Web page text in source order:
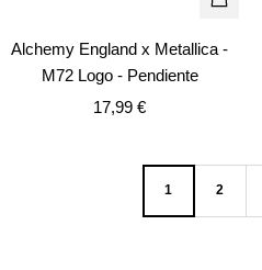
+
Alchemy England x Metallica -
M72 Logo - Pendiente
Precio
17,99 €
1 2